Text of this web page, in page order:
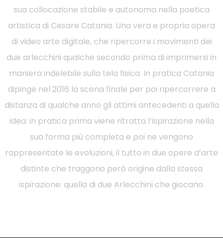
sua collocazione stabile e autonoma nella poetica
artistica di Cesare Catania. Una vera e propria opera
di video arte digitale, che ripercorre i movimenti dei
due arlecchini qualche secondo prima di imprimersi in
maniera indelebile sulla tela fisica. In pratica Catania
dipinge nel 2016 la scena finale per poi ripercorrere a
distanza di qualche anno gli attimi antecedenti a quella
idea: in pratica prima viene ritratta l’ispirazione nella
sua forma più completa e poi ne vengono
rappresentate le evoluzioni, il tutto in due opere d’arte
distinte che traggono però origine dalla stessa
ispirazione: quella di due Arlecchini che giocano.